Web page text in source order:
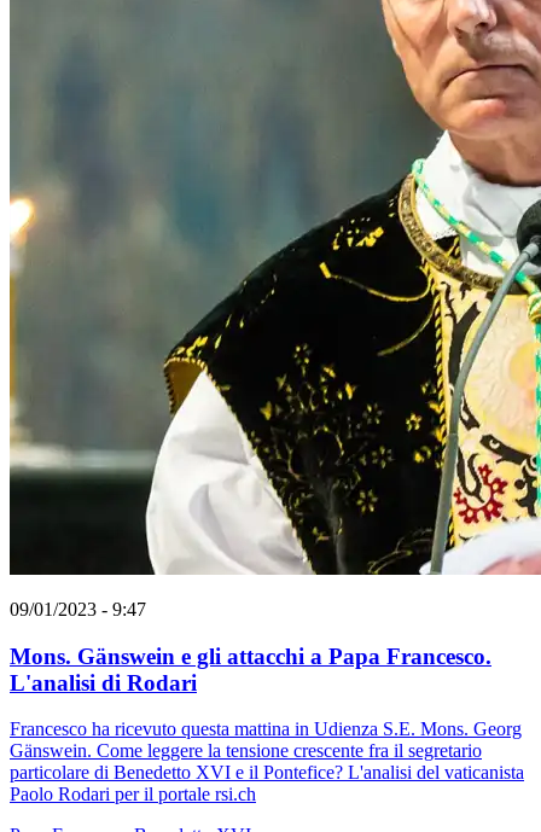
09/01/2023 - 9:47
Mons. Gänswein e gli attacchi a Papa Francesco.
L'analisi di Rodari
Francesco ha ricevuto questa mattina in Udienza S.E. Mons. Georg
Gänswein. Come leggere la tensione crescente fra il segretario
particolare di Benedetto XVI e il Pontefice? L'analisi del vaticanista
Paolo Rodari per il portale rsi.ch